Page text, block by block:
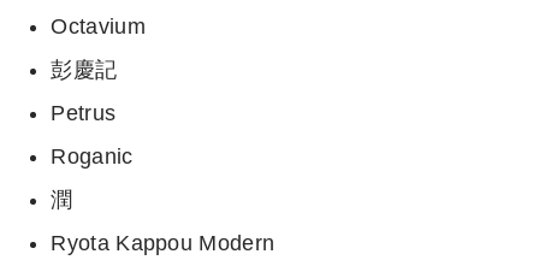
Octavium
彭慶記
Petrus
Roganic
潤
Ryota Kappou Modern